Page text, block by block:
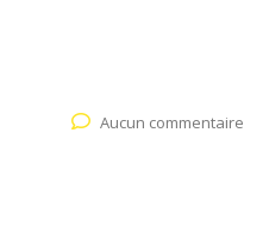
Aucun commentaire